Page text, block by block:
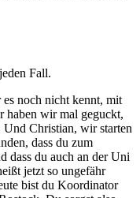
Fall.
es noch nicht kennt, mit
haben wir mal geguckt,
Und Christian, wir starten
dass du zum
dass du auch an der Uni
jetzt so ungefähr
bist du Koordinator